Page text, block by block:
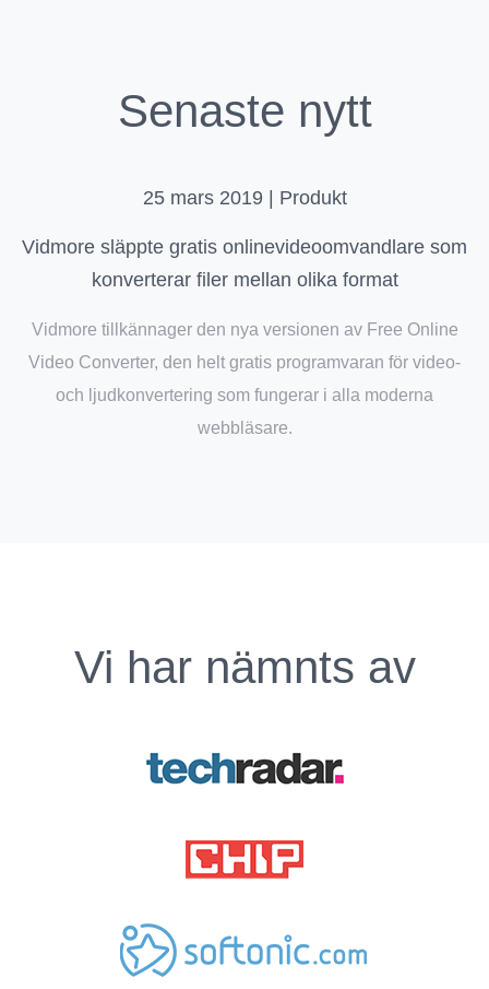
Senaste nytt
25 mars 2019 | Produkt
Vidmore släppte gratis onlinevideoomvandlare som
konverterar filer mellan olika format
Vidmore tillkännager den nya versionen av Free Online
Video Converter, den helt gratis programvaran för video-
och ljudkonvertering som fungerar i alla moderna
webbläsare.
Vi har nämnts av